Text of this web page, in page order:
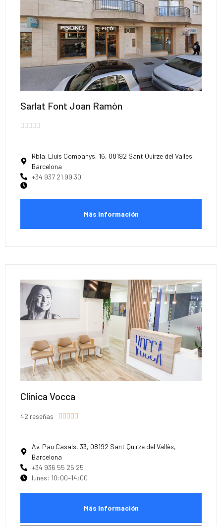
Sarlat Font Joan Ramón

Rbla. Lluís Companys, 16, 08192 Sant Quirze del Vallès,
Barcelona
+34 937 21 99 30
Más Información
Clínica Vocca
42 reseñas     
Av. Pau Casals, 33, 08192 Sant Quirze del Vallès,
Barcelona
+34 936 55 25 25
lunes: 10:00–14:00
Más Información